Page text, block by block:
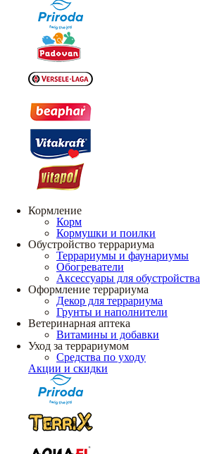
Кормление
Корм
Кормушки и поилки
Обустройство террариума
Террариумы и фаунариумы
Обогреватели
Аксессуары для обустройства
Оформление террариума
Декор для террариума
Грунты и наполнители
Ветеринарная аптека
Витамины и добавки
Уход за террариумом
Средства по уходу
Акции и скидки